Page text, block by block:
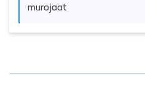
murojaat